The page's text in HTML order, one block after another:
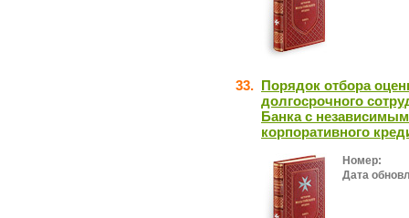
33. Порядок отбора
долгосрочного
Банка с
корпоративного
Номер:
Дата